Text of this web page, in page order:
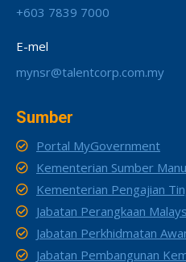
+603 7839 7000
E-mel
mynsr@talentcorp.com.my
Sumber
Portal MyGovernment
Kementerian Sumber
Kementerian Pengajian
Jabatan Perangkaan
Jabatan Perkhidmatan
Jabatan Pembangunan